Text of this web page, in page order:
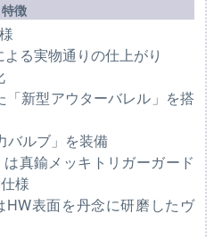
特徴
る実物通りの仕上がり
「新型アウターバレル」を搭
バルブ」を装備
真鍮メッキトリガーガード
様
HW表面を丹念に研磨したヴ